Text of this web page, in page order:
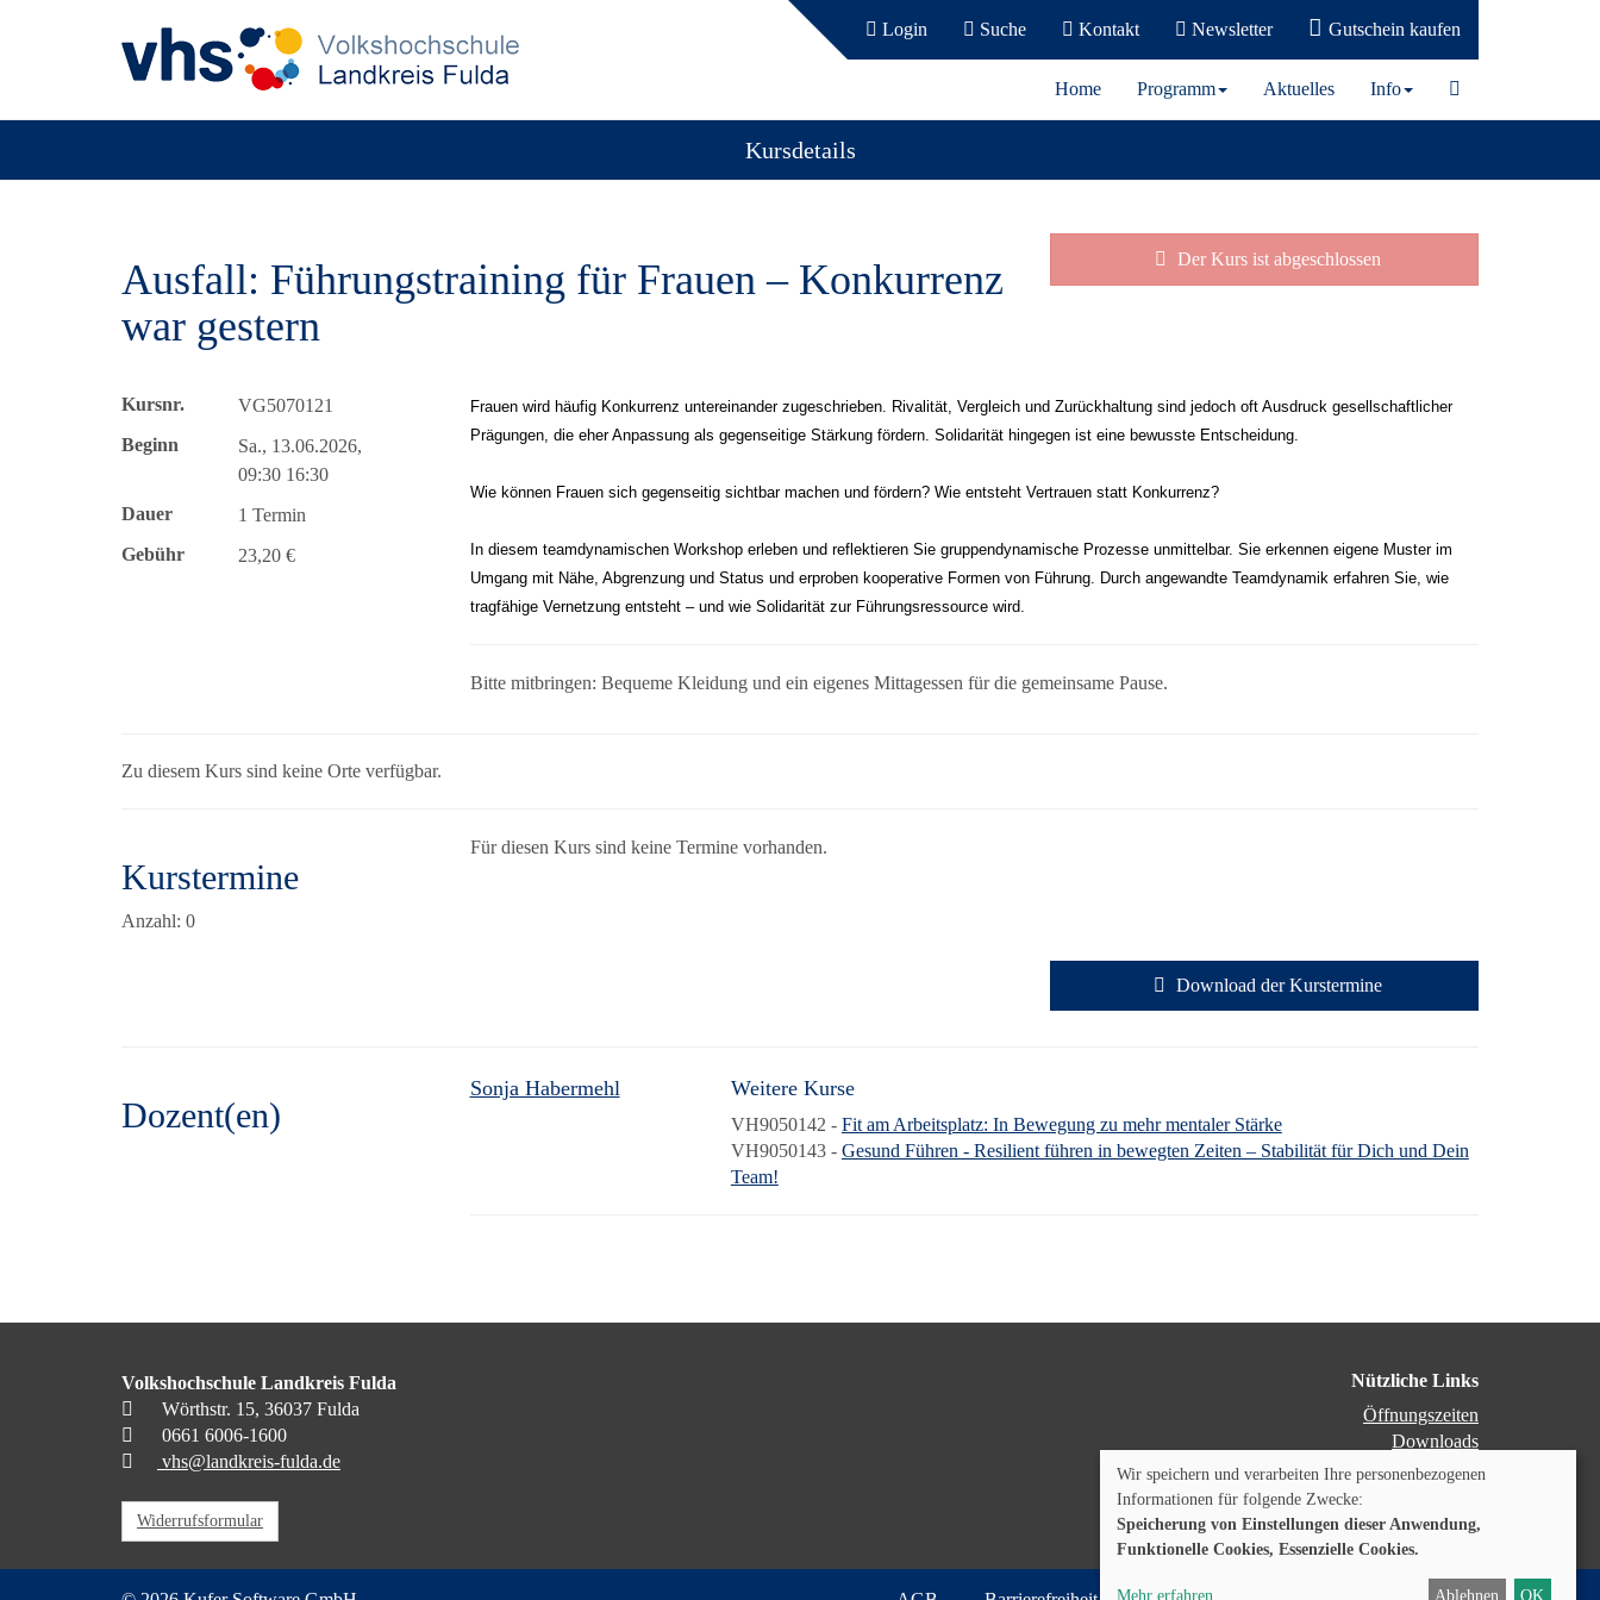
Login Suche Kontakt Newsletter Gutschein kaufen
Home Programm Aktuelles Info
Kursdetails
Ausfall: Führungstraining für Frauen – Konkurrenz
war gestern
Der Kurs ist abgeschlossen
Kursnr.
VG5070121
Beginn
Sa., 13.06.2026,
09:30 16:30
Dauer
1 Termin
Gebühr
23,20 €
Frauen wird häufig Konkurrenz untereinander zugeschrieben. Rivalität, Vergleich und Zurückhaltung sind jedoch oft Ausdruck gesellschaftlicher
Prägungen, die eher Anpassung als gegenseitige Stärkung fördern. Solidarität hingegen ist eine bewusste Entscheidung.
Wie können Frauen sich gegenseitig sichtbar machen und fördern? Wie entsteht Vertrauen statt Konkurrenz?
In diesem teamdynamischen Workshop erleben und reflektieren Sie gruppendynamische Prozesse unmittelbar. Sie erkennen eigene Muster im
Umgang mit Nähe, Abgrenzung und Status und erproben kooperative Formen von Führung. Durch angewandte Teamdynamik erfahren Sie, wie
tragfähige Vernetzung entsteht – und wie Solidarität zur Führungsressource wird.
Bitte mitbringen: Bequeme Kleidung und ein eigenes Mittagessen für die gemeinsame Pause.
Zu diesem Kurs sind keine Orte verfügbar.
Kurstermine
Anzahl: 0
Für diesen Kurs sind keine Termine vorhanden.
Download der Kurstermine
Dozent(en)
Sonja Habermehl Weitere Kurse
VH9050142 - Fit am Arbeitsplatz: In Bewegung zu mehr mentaler Stärke
VH9050143 - Gesund Führen - Resilient führen in bewegten Zeiten – Stabilität für Dich und Dein
Team!
Volkshochschule Landkreis Fulda
Wörthstr. 15, 36037 Fulda
0661 6006-1600
vhs@landkreis-fulda.de
Widerrufsformular
Nützliche Links
Öffnungszeiten
Downloads
Dozenten-Login
Cookie Einstellungen
Wir speichern und verarbeiten Ihre personenbezogenen
Informationen für folgende Zwecke:
Speicherung von Einstellungen dieser Anwendung,
Funktionelle Cookies, Essenzielle Cookies.
Mehr erfahren Ablehnen OK